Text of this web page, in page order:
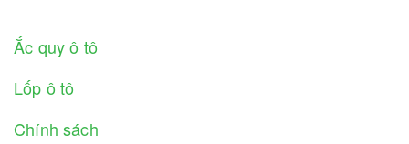
Ắc quy ô tô
Lốp ô tô
Chính sách